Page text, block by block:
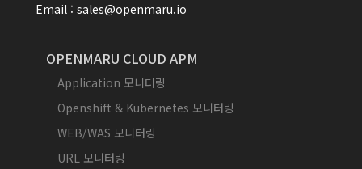
Email : sales@openmaru.io
OPENMARU CLOUD APM
Application 모니터링
Openshift & Kubernetes 모니터링
WEB/WAS 모니터링
URL 모니터링